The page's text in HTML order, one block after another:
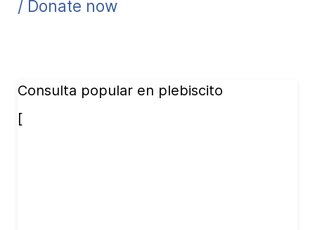
/ Donate now
Consulta popular en plebiscito
[